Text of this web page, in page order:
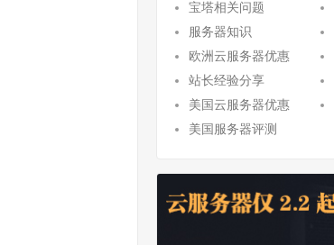
宝塔相关问题
服务器知识
欧洲云服务器优惠
站长经验分享
美国云服务器优惠
美国服务器评测